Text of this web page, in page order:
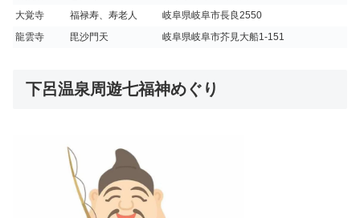
大覚寺
福禄寿、寿老人
岐阜県岐阜市長良2550
龍雲寺
毘沙門天 岐阜県岐阜市芥見大船1-151
下呂温泉周遊七福神めぐり